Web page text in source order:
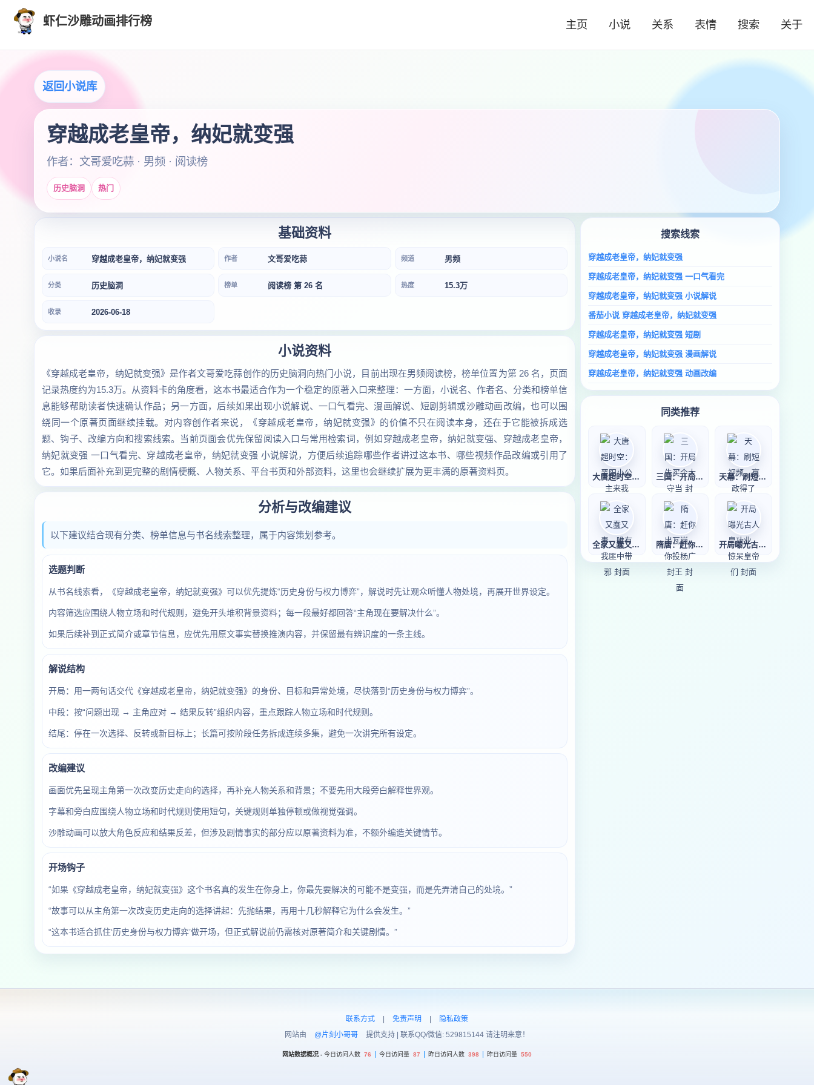
虾仁沙雕动画排行榜 主页 小说 关系 表情 搜索 关于
返回小说库
穿越成老皇帝，纳妃就变强
作者：文哥爱吃蒜 · 男频 · 阅读榜
历史脑洞 热门
基础资料
小说名 穿越成老皇帝，纳妃就变强 作者 文哥爱吃蒜 频道 男频
分类 历史脑洞 榜单 阅读榜 第 26 名 热度 15.3万
收录 2026-06-18
小说资料
《穿越成老皇帝，纳妃就变强》是作者文哥爱吃蒜创作的历史脑洞向热门小说，目前出现在男频阅读榜，榜单位置为第 26 名，页面
记录热度约为15.3万。从资料卡的角度看，这本书最适合作为一个稳定的原著入口来整理：一方面，小说名、作者名、分类和榜单信
息能够帮助读者快速确认作品；另一方面，后续如果出现小说解说、一口气看完、漫画解说、短剧剪辑或沙雕动画改编，也可以围
绕同一个原著页面继续挂载。对内容创作者来说，《穿越成老皇帝，纳妃就变强》的价值不只在阅读本身，还在于它能被拆成选
题、钩子、改编方向和搜索线索。当前页面会优先保留阅读入口与常用检索词，例如穿越成老皇帝，纳妃就变强、穿越成老皇帝，
纳妃就变强 一口气看完、穿越成老皇帝，纳妃就变强 小说解说，方便后续追踪哪些作者讲过这本书、哪些视频作品改编或引用了
它。如果后面补充到更完整的剧情梗概、人物关系、平台书页和外部资料，这里也会继续扩展为更丰满的原著资料页。
分析与改编建议
以下建议结合现有分类、榜单信息与书名线索整理，属于内容策划参考。
选题判断
从书名线索看，《穿越成老皇帝，纳妃就变强》可以优先提炼“历史身份与权力博弈”，解说时先让观众听懂人物处境，再展开世界设定。
内容筛选应围绕人物立场和时代规则，避免开头堆积背景资料；每一段最好都回答“主角现在要解决什么”。
如果后续补到正式简介或章节信息，应优先用原文事实替换推演内容，并保留最有辨识度的一条主线。
解说结构
开局：用一两句话交代《穿越成老皇帝，纳妃就变强》的身份、目标和异常处境，尽快落到“历史身份与权力博弈”。
中段：按“问题出现 → 主角应对 → 结果反转”组织内容，重点跟踪人物立场和时代规则。
结尾：停在一次选择、反转或新目标上；长篇可按阶段任务拆成连续多集，避免一次讲完所有设定。
改编建议
画面优先呈现主角第一次改变历史走向的选择，再补充人物关系和背景；不要先用大段旁白解释世界观。
字幕和旁白应围绕人物立场和时代规则使用短句，关键规则单独停顿或做视觉强调。
沙雕动画可以放大角色反应和结果反差，但涉及剧情事实的部分应以原著资料为准，不额外编造关键情节。
开场钩子
“如果《穿越成老皇帝，纳妃就变强》这个书名真的发生在你身上，你最先要解决的可能不是变强，而是先弄清自己的处境。”
“故事可以从主角第一次改变历史走向的选择讲起：先抛结果，再用十几秒解释它为什么会发生。”
“这本书适合抓住‘历史身份与权力博弈’做开场，但正式解说前仍需核对原著简介和关键剧情。”
搜索线索
穿越成老皇帝，纳妃就变强
穿越成老皇帝，纳妃就变强 一口气看完
穿越成老皇帝，纳妃就变强 小说解说
番茄小说 穿越成老皇帝，纳妃就变强
穿越成老皇帝，纳妃就变强 短剧
穿越成老皇帝，纳妃就变强 漫画解说
穿越成老皇帝，纳妃就变强 动画改编
同类推荐
大唐超时空：晋阳 三国：开局先买个 天幕：刷短视频，
全家又蠢又毒，唯 隋唐：赶你出瓦岗 开局曝光古人皇功
联系方式 免责声明
隐私政策
网站由
@片刻小哥哥 提供支持 | 联系QQ/微信: 529815144 请注明来意！
网站数据概况 - 今日访问人数 76 今日访问量 87 昨日访问人数 398 昨日访问量 550